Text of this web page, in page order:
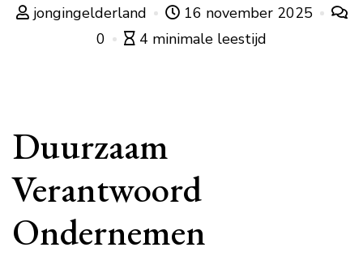
jongingelderland
16 november 2025
0
4 minimale leestijd
Duurzaam
Verantwoord
Ondernemen